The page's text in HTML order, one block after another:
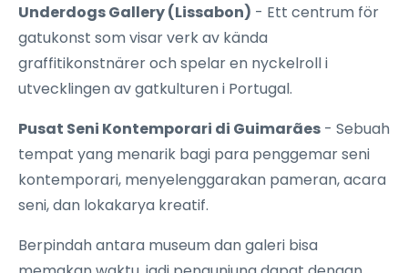
Underdogs Gallery (Lissabon) - Ett centrum för
gatukonst som visar verk av kända
graffitikonstnärer och spelar en nyckelroll i
utvecklingen av gatkulturen i Portugal.
Pusat Seni Kontemporari di Guimarães - Sebuah
tempat yang menarik bagi para penggemar seni
kontemporari, menyelenggarakan pameran, acara
seni, dan lokakarya kreatif.
Berpindah antara museum dan galeri bisa